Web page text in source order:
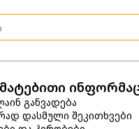
განვადება
დასმული შეკითხვები